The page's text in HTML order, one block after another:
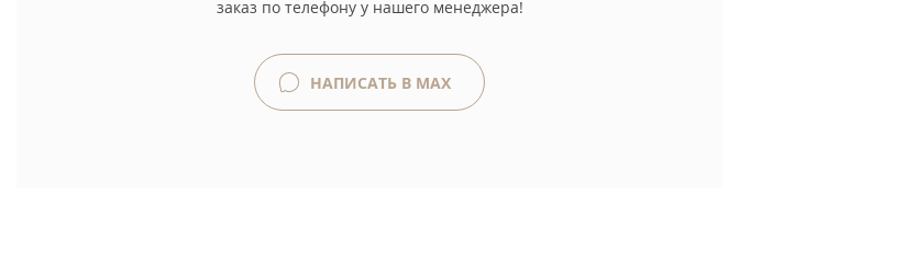
заказ по телефону у нашего менеджера!
НАПИСАТЬ В MAX